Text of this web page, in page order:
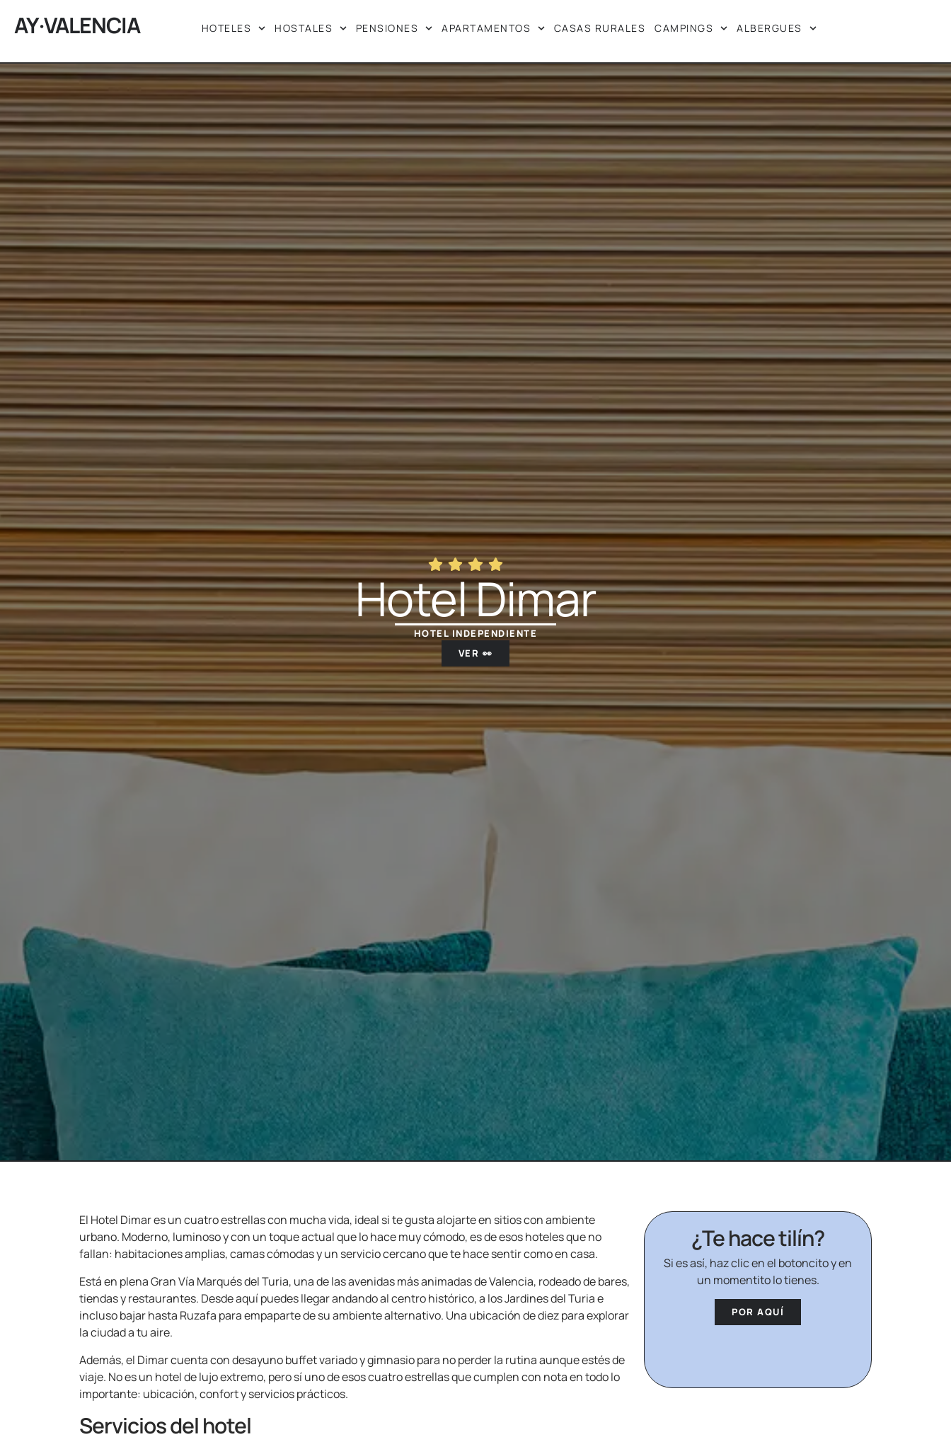
AY·VALENCIA HOTELES HOSTALES PENSIONES APARTAMENTOS CASAS RURALES CAMPINGS ALBERGUES
Hotel Dimar
HOTEL INDEPENDIENTE
VER 👀
¿Te hace tilín?
Si es así, haz clic en el botoncito y en
un momentito lo tienes.
POR AQUÍ
El Hotel Dimar es un cuatro estrellas con mucha vida, ideal si te gusta alojarte en sitios con ambiente
urbano. Moderno, luminoso y con un toque actual que lo hace muy cómodo, es de esos hoteles que no
fallan: habitaciones amplias, camas cómodas y un servicio cercano que te hace sentir como en casa.
Está en plena Gran Vía Marqués del Turia, una de las avenidas más animadas de Valencia, rodeado de bares,
tiendas y restaurantes. Desde aquí puedes llegar andando al centro histórico, a los Jardines del Turia e
incluso bajar hasta Ruzafa para empaparte de su ambiente alternativo. Una ubicación de diez para explorar
la ciudad a tu aire.
Además, el Dimar cuenta con desayuno buffet variado y gimnasio para no perder la rutina aunque estés de
viaje. No es un hotel de lujo extremo, pero sí uno de esos cuatro estrellas que cumplen con nota en todo lo
importante: ubicación, confort y servicios prácticos.
Servicios del hotel